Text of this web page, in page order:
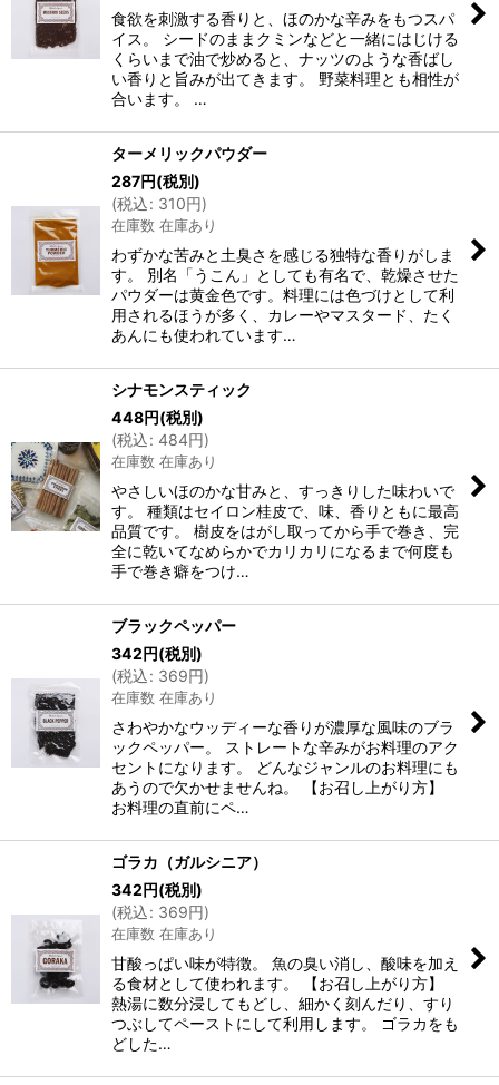
食欲を刺激する香りと、ほのかな辛みをもつスパ
イス。 シードのままクミンなどと一緒にはじける
くらいまで油で炒めると、ナッツのような香ばし
い香りと旨みが出てきます。 野菜料理とも相性が
合います。 …
ターメリックパウダー
287円(税別)
(税込: 310円)
在庫数 在庫あり
わずかな苦みと土臭さを感じる独特な香りがしま
す。 別名「うこん」としても有名で、乾燥させた
パウダーは黄金色です。料理には色づけとして利
用されるほうが多く、カレーやマスタード、たく
あんにも使われています…
シナモンスティック
448円(税別)
(税込: 484円)
在庫数 在庫あり
やさしいほのかな甘みと、すっきりした味わいで
す。 種類はセイロン桂皮で、味、香りともに最高
品質です。 樹皮をはがし取ってから手で巻き、完
全に乾いてなめらかでカリカリになるまで何度も
手で巻き癖をつけ…
ブラックペッパー
342円(税別)
(税込: 369円)
在庫数 在庫あり
さわやかなウッディーな香りが濃厚な風味のブラ
ックペッパー。 ストレートな辛みがお料理のアク
セントになります。 どんなジャンルのお料理にも
あうので欠かせませんね。 【お召し上がり方】
お料理の直前にペ…
ゴラカ（ガルシニア）
342円(税別)
(税込: 369円)
在庫数 在庫あり
甘酸っぱい味が特徴。 魚の臭い消し、酸味を加え
る食材として使われます。 【お召し上がり方】
熱湯に数分浸してもどし、細かく刻んだり、すり
つぶしてペーストにして利用します。 ゴラカをも
どした…